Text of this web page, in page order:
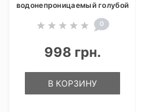
водонепроницаемый голубой
0
998 грн.
В КОРЗИНУ